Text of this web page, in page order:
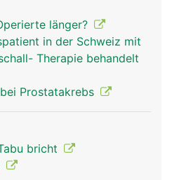
länger?
in der Schweiz mit
Therapie behandelt
Prostatakrebs
bricht